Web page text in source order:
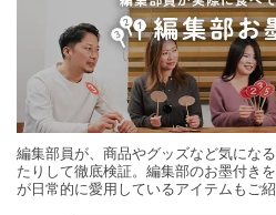
編集部員が、商品やグッズなど気にな
たりして徹底検証。編集部のお墨付き
が日常的に愛用しているアイテムもご紹